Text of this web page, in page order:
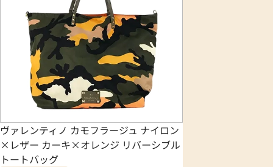
ヴァレンティノ カモフラージュ ナイロン
×レザー カーキ×オレンジ リバーシブル
トートバッグ